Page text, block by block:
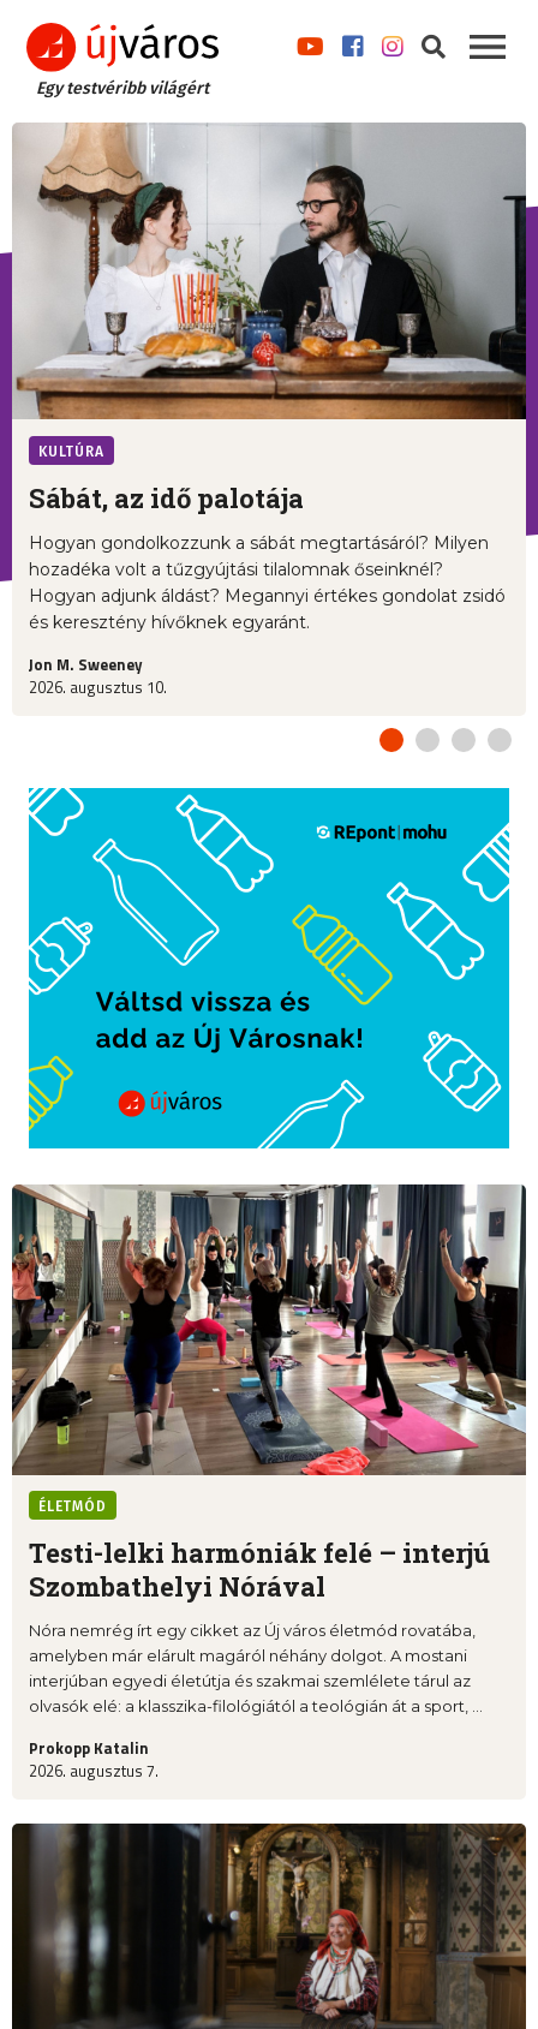
Egy testvéribb világért
KULTÚRA
Sábát, az idő palotája
Hogyan gondolkozzunk a sábát megtartásáról? Milyen
hozadéka volt a tűzgyújtási tilalomnak őseinknél?
Hogyan adjunk áldást? Megannyi értékes gondolat zsidó
és keresztény hívőknek egyaránt.
Jon M. Sweeney
2026. augusztus 10.
ÉLETMÓD
Testi-lelki harmóniák felé – interjú
Szombathelyi Nórával
Nóra nemrég írt egy cikket az Új város életmód rovatába,
amelyben már elárult magáról néhány dolgot. A mostani
interjúban egyedi életútja és szakmai szemlélete tárul az
olvasók elé: a klasszika-filológiától a teológián át a sport, ...
Prokopp Katalin
2026. augusztus 7.